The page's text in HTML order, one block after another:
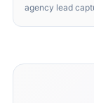
agency lead